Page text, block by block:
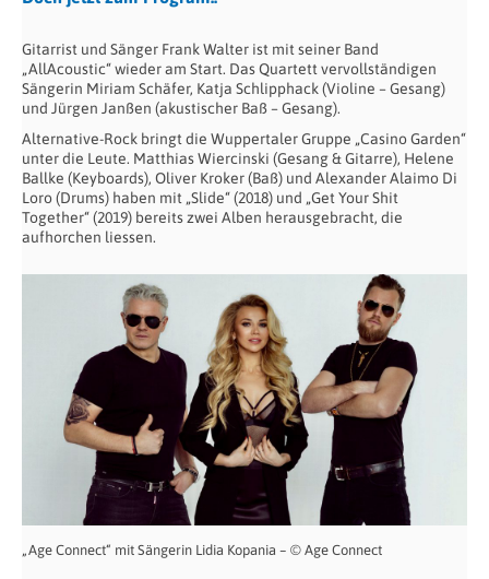
Gitarrist und Sänger Frank Walter ist mit seiner Band
„AllAcoustic“ wieder am Start. Das Quartett vervollständigen
Sängerin Miriam Schäfer, Katja Schlipphack (Violine – Gesang)
und Jürgen Janßen (akustischer Baß – Gesang).
Alternative-Rock bringt die Wuppertaler Gruppe „Casino Garden“
unter die Leute. Matthias Wiercinski (Gesang & Gitarre), Helene
Ballke (Keyboards), Oliver Kroker (Baß) und Alexander Alaimo Di
Loro (Drums) haben mit „Slide“ (2018) und „Get Your Shit
Together“ (2019) bereits zwei Alben herausgebracht, die
aufhorchen liessen.
„Age Connect“ mit Sängerin Lidia Kopania – © Age Connect